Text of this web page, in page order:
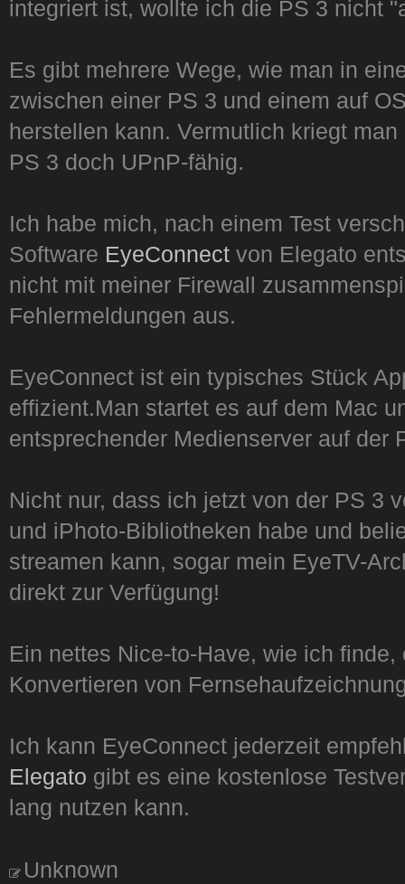
integriert ist, wollte ich die PS 3 nicht
Es gibt mehrere Wege, wie man in
zwischen einer PS 3 und einem auf
herstellen kann. Vermutlich kriegt
PS 3 doch UPnP-fähig.
Ich habe mich, nach einem Test
Software EyeConnect von Elegato
nicht mit meiner Firewall
Fehlermeldungen aus.
EyeConnect ist ein typisches Stück
effizient.Man startet es auf dem Mac
entsprechender Medienserver auf der
Nicht nur, dass ich jetzt von der PS 3
und iPhoto-Bibliotheken habe und
streamen kann, sogar mein EyeTV-
direkt zur Verfügung!
Ein nettes Nice-to-Have, wie ich
Konvertieren von
Ich kann EyeConnect jederzeit
Elegato gibt es eine kostenlose
lang nutzen kann.
Unknown